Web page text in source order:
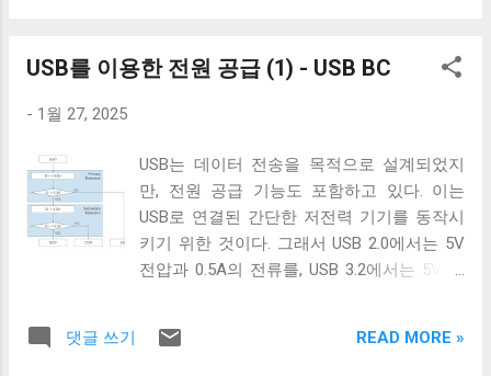
무엇이 어디있는지 찾기 힘들어진다. Aspect-Oriented
Programming의 등장 관점 지향 프로그래밍(Aspect-Oriented
Programming, a.k.a. AOP)은 이런 문제를 비즈니스 로직 과 횡
Xerox PARC...
바이스는 해당 브랜드의 충전기에서만 고속
을 위한 새로운 표준을 만들었다. USB PD는
전압과 전류를 동적으로 협상하는 방식을 채
택하여, 5 V 뿐만 아니라 9 V , 15 V , 20 V 등
다양한 전압을 지원하고 최대 240 W 까지 전
력을 공급할 수 있도록 설계되었다. 이를 통
는 일부 데스크톱 기기까지 USB-C 하나로 전
USB를 이용한 전원 공급 (1) - USB BC
- 1월 27, 2025
USB는 데이터 전송을 목적으로 설계되었지
만, 전원 공급 기능도 포함하고 있다. 이는
USB로 연결된 간단한 저전력 기기를 동작시
키기 위한 것이다. 그래서 USB 2.0에서는 5V
전압과 0.5A의 전류를, USB 3.2에서는 5V 전
을 하는 데 필요한 디바이스를 동작시키기 위
댓글 쓰기 READ MORE »